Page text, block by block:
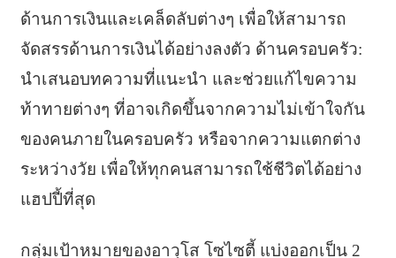
ด้านการเงินและเคล็ดลับต่างๆ เพื่อให้สามารถ
จัดสรรด้านการเงินได้อย่างลงตัว ด้านครอบครัว:
นำเสนอบทความที่แนะนำ และช่วยแก้ไขความ
ท้าทายต่างๆ ที่อาจเกิดขึ้นจากความไม่เข้าใจกัน
ของคนภายในครอบครัว หรือจากความแตกต่าง
ระหว่างวัย เพื่อให้ทุกคนสามารถใช้ชีวิตได้อย่าง
แฮปปี้ที่สุด
กลุ่มเป้าหมายของอาวุโส โซไซตี้ แบ่งออกเป็น 2